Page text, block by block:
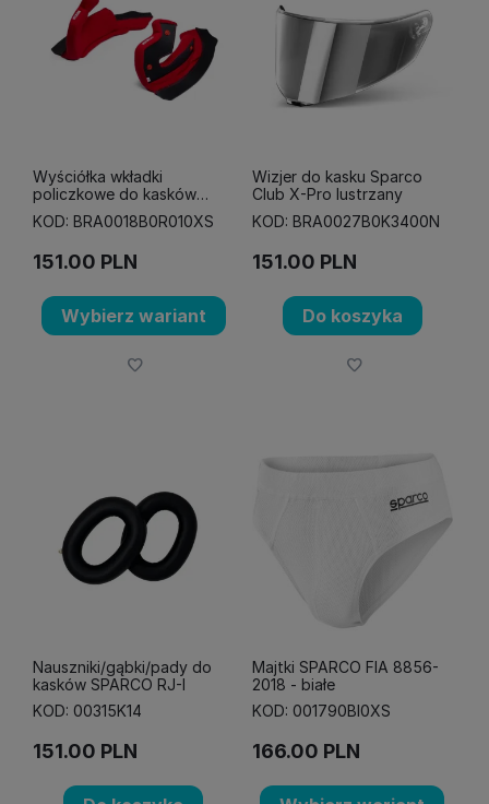
Wyściółka wkładki
policzkowe do kasków
Sparco Stealth RF
czerwone
KOD: BRA0018B0R010XS
151.00 PLN
Wybierz wariant
Wizjer do kasku Sparco
Club X-Pro lustrzany
KOD: BRA0027B0K3400N
151.00 PLN
Do koszyka
Nauszniki/gąbki/pady do
kasków SPARCO RJ-I
KOD: 00315K14
151.00 PLN
Majtki SPARCO FIA 8856-
2018 - białe
KOD: 001790BI0XS
166.00 PLN